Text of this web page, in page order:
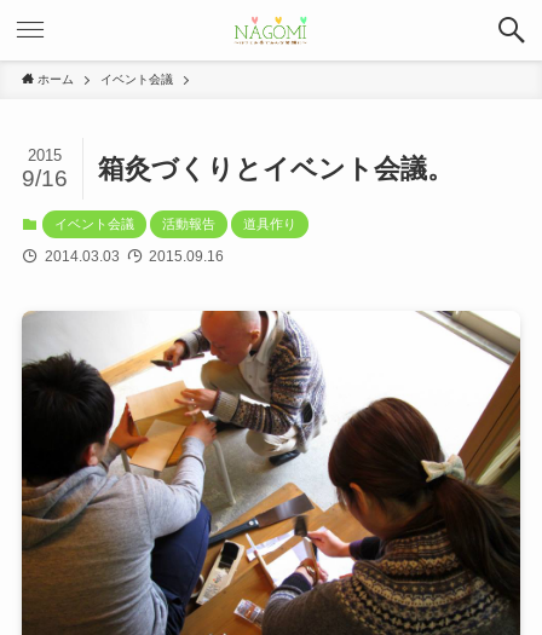
ホーム イベント会議
箱灸づくりとイベント会議。
2015
9/16
イベント会議 活動報告 道具作り
2014.03.03 2015.09.16